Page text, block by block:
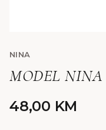
NINA
MODEL NINA
48,00 KM